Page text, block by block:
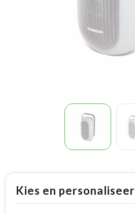
Kies en personaliseer